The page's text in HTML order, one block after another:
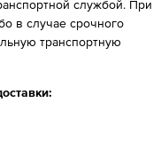
службой. При
в случае срочного
транспортную